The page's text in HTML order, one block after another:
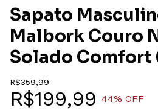
Sapato
Malbork Couro
Solado Comfort
R$359,99
R$199,99 44% OFF